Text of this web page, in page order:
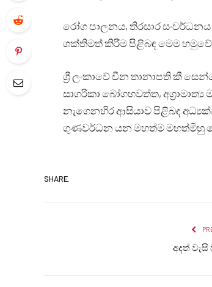
රෝග පාලනය, තිරසාර
ශක්තිමත් කිරීම පිළිබඳ මෙම හමුවේ
ශ්‍රී ලංකාවේ චීන තානාපති කී
සාගරිකා බෝගහවත්ත,
නැගෙනහිර ආසියාව පිළිබඳ
ගුණවර්ධන යන මහත්ම මහත්මීහු
SHARE.
අදත්